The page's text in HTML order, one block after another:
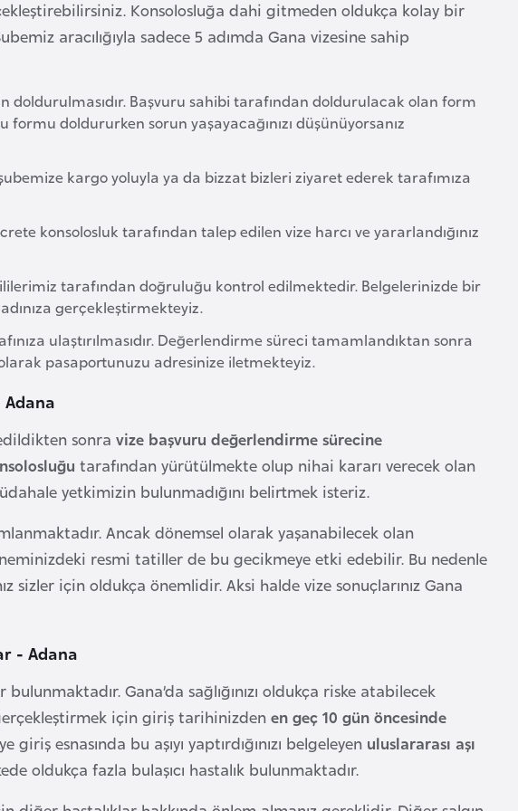
Konsolosluğa dahi gitmeden oldukça kolay bir
aracılığıyla sadece 5 adımda Gana vizesine sahip
doldurulmasıdır. Başvuru sahibi tarafından doldurulacak olan form
doldururken sorun yaşayacağınızı düşünüyorsanız
kargo yoluyla ya da bizzat bizleri ziyaret ederek tarafımıza
konsolosluk tarafından talep edilen vize harcı ve yararlandığınız
tarafından doğruluğu kontrol edilmektedir. Belgelerinizde bir
gerçekleştirmekteyiz.
ulaştırılmasıdır. Değerlendirme süreci tamamlandıktan sonra
pasaportunuzu adresinize iletmekteyiz.
Adana
sonra vize başvuru değerlendirme sürecine
tarafından yürütülmekte olup nihai kararı verecek olan
yetkimizin bulunmadığını belirtmek isteriz.
Ancak dönemsel olarak yaşanabilecek olan
resmi tatiller de bu gecikmeye etki edebilir. Bu nedenle
sizler için oldukça önemlidir. Aksi halde vize sonuçlarınız Gana
- Adana
Gana’da sağlığınızı oldukça riske atabilecek
için giriş tarihinizden en geç 10 gün öncesinde
giriş esnasında bu aşıyı yaptırdığınızı belgeleyen uluslararası aşı
oldukça fazla bulaşıcı hastalık bulunmaktadır.